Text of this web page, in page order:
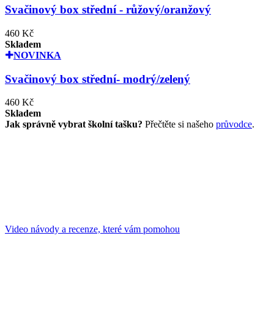
Svačinový box střední - růžový/oranžový
460 Kč
Skladem
NOVINKA
Svačinový box střední- modrý/zelený
460 Kč
Skladem
Jak správně vybrat školní tašku? Přečtěte si našeho průvodce.
Video návody a recenze, které vám pomohou